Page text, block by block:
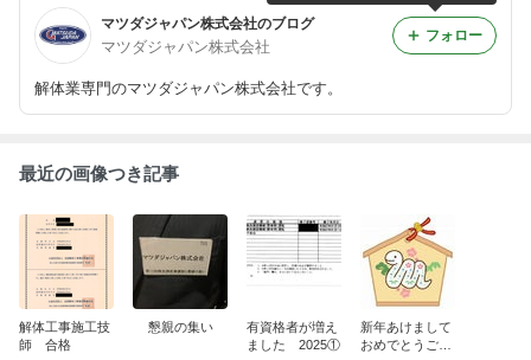
マツダジャパン株式会社のブログ
マツダジャパン株式会社
解体業専門のマツダジャパン株式会社です。
フォロー
最近の画像つき記事
解体工事施工技
師 合格
懇親の集い
有資格者が増え
ました 2025①
新年あけまして
おめでとうござ